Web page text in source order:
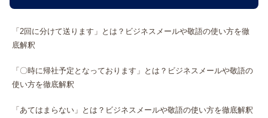
「2回に分けて送ります」とは？ビジネスメールや敬語の使い方を徹
底解釈
「〇時に帰社予定となっております」とは？ビジネスメールや敬語の
使い方を徹底解釈
「あてはまらない」とは？ビジネスメールや敬語の使い方を徹底解釈